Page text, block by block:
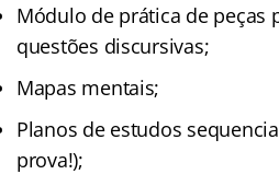
Módulo de prática de peças
questões discursivas;
Mapas mentais;
Planos de estudos
prova!);